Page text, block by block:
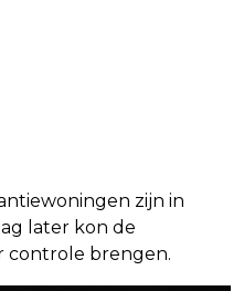
zijn in
later kon de
controle brengen.